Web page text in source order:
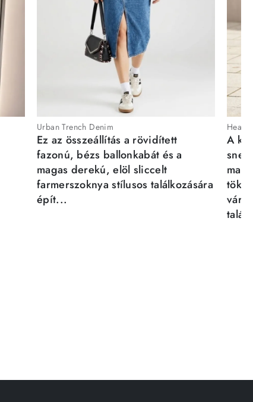
Urban Trench Denim
Ez az összeállítás a rövidített
fazonú, bézs ballonkabát és a
magas derekú, elöl sliccelt
farmerszoknya stílusos találkozására
épít...
A